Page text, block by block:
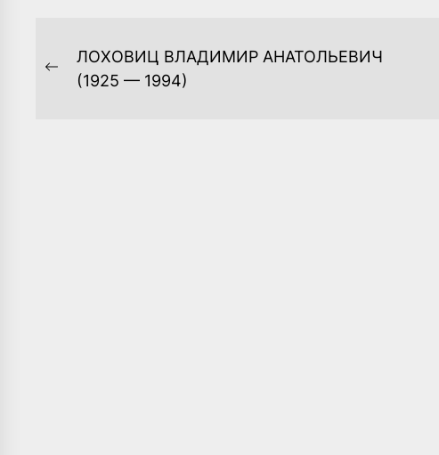
НАВИГАЦИЯ
Previous
ЛОХОВИЦ ВЛАДИМИР АНАТОЛЬЕВИЧ
(1925 — 1994)